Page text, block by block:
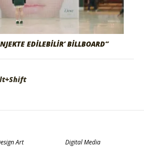
EDILEBILIR’ BILLBOARD”
Art
Digital Media